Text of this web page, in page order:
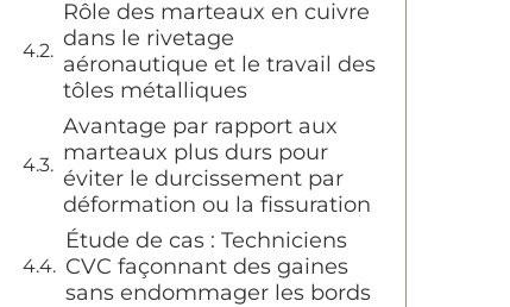
Rôle des marteaux en cuivre
dans le rivetage
aéronautique et le travail des
tôles métalliques
Avantage par rapport aux
marteaux plus durs pour
éviter le durcissement par
déformation ou la fissuration
Étude de cas : Techniciens
CVC façonnant des gaines
sans endommager les bords